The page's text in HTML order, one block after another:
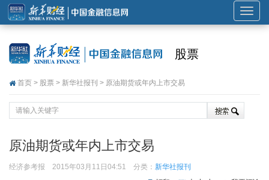
展
开
股票
首页 > 股票 > 新华社报刊 > 原油期货或年内上市交易
原油期货或年内上市交易
经济参考报 2015年03月11日04:51 分类： 新华社报刊